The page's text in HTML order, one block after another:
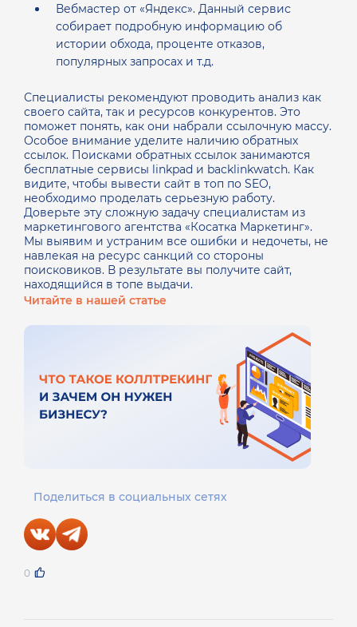
Вебмастер от «Яндекс». Данный сервис
собирает подробную информацию об
истории обхода, проценте отказов,
популярных запросах и т.д.
Специалисты рекомендуют проводить анализ как
своего сайта, так и ресурсов конкурентов. Это
поможет понять, как они набрали ссылочную массу.
Особое внимание уделите наличию обратных
ссылок. Поисками обратных ссылок занимаются
бесплатные сервисы linkpad и backlinkwatch. Как
видите, чтобы вывести сайт в топ по SEO,
необходимо проделать серьезную работу.
Доверьте эту сложную задачу специалистам из
маркетингового агентства «Косатка Маркетинг».
Мы выявим и устраним все ошибки и недочеты, не
навлекая на ресурс санкций со стороны
поисковиков. В результате вы получите сайт,
находящийся в топе выдачи.
Читайте в нашей статье
Поделиться в социальных сетях
0